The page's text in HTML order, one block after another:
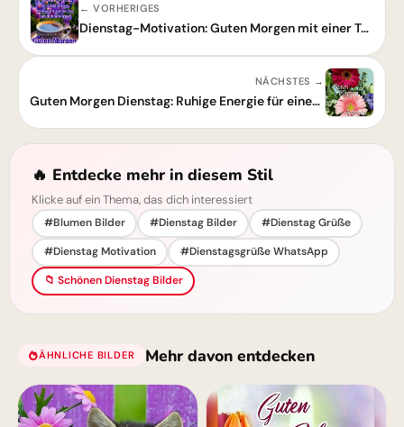
← VORHERIGES
Dienstag-Motivation: Guten Morgen mit einer Tasse Kaffee
NÄCHSTES →
Guten Morgen Dienstag: Ruhige Energie für einen fokussierten Tag
🔥 Entdecke mehr in diesem Stil
Klicke auf ein Thema, das dich interessiert
#Blumen Bilder #Dienstag Bilder
#Dienstag Grüße
#Dienstag Motivation
#Dienstagsgrüße WhatsApp
📁 Schönen Dienstag Bilder
ÄHNLICHE BILDER Mehr davon entdecken